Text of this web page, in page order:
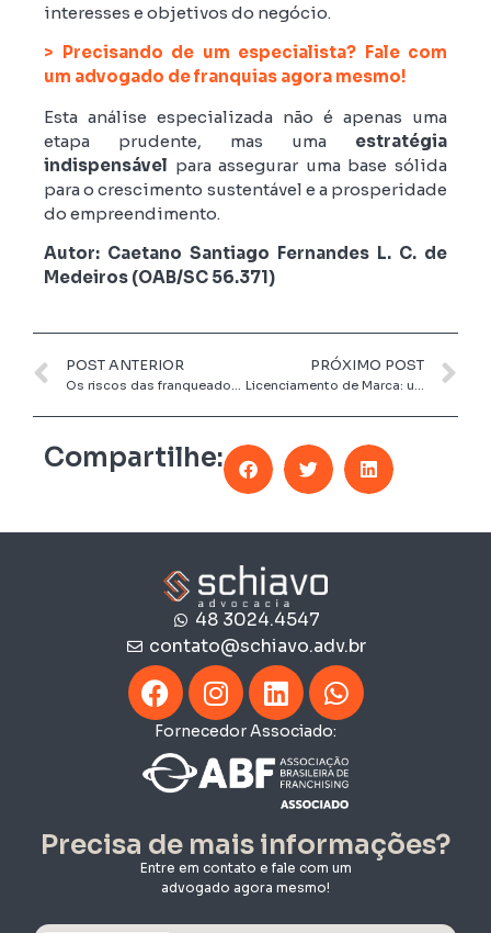
interesses e objetivos do negócio.
> Precisando de um especialista? Fale com
um advogado de franquias agora mesmo!
Esta análise especializada não é apenas uma
etapa prudente, mas uma estratégia
indispensável para assegurar uma base sólida
para o crescimento sustentável e a prosperidade
do empreendimento.
Autor: Caetano Santiago Fernandes L. C. de
Medeiros (OAB/SC 56.371)
POST ANTERIOR
Os riscos das franqueadoras ao terceirizar a expansão comercial a empresas “aceleradoras” de franquias
PRÓXIMO POST
Licenciamento de Marca: uma estratégia inteligente para o crescimento de empresas
Compartilhe:
48 3024.4547
contato@schiavo.adv.br
Fornecedor Associado:
Precisa de mais informações?
Entre em contato e fale com um
advogado agora mesmo!